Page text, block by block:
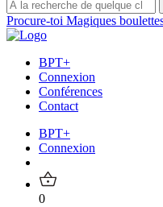
Procure-toi Magiques
BPT+
Connexion
Conférences
Contact
BPT+
Connexion
0